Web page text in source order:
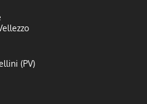
(PV)